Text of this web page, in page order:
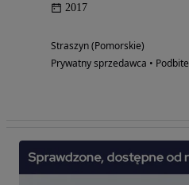
2017
Straszyn (Pomorskie)
Prywatny sprzedawca • Podbite